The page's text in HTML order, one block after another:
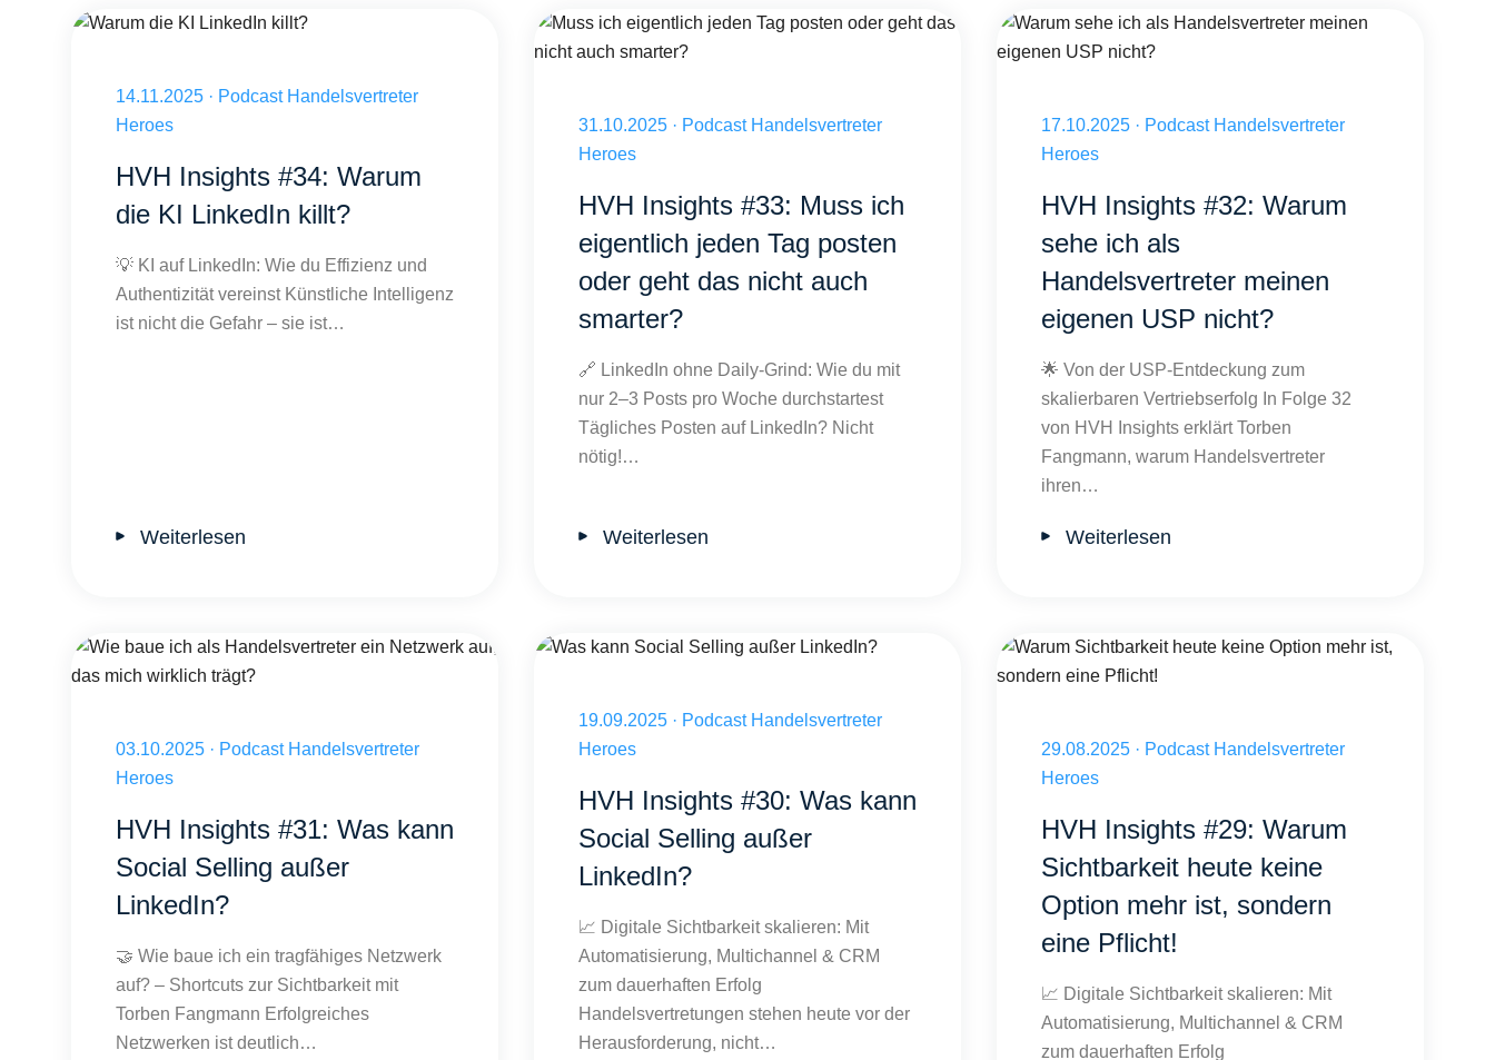
Veröffentlicht am 14.11.2025
14.11.2025 · Podcast Handelsvertreter
Heroes
HVH Insights #34: Warum
die KI LinkedIn killt?
💡 KI auf LinkedIn: Wie du Effizienz und
Authentizität vereinst Künstliche Intelligenz
ist nicht die Gefahr – sie ist…
Weiterlesen
Veröffentlicht am 31.10.2025
31.10.2025 · Podcast Handelsvertreter
Heroes
HVH Insights #33: Muss ich
eigentlich jeden Tag posten
oder geht das nicht auch
smarter?
🔗 LinkedIn ohne Daily-Grind: Wie du mit
nur 2–3 Posts pro Woche durchstartest
Tägliches Posten auf LinkedIn? Nicht
nötig!…
Weiterlesen
Veröffentlicht am 17.10.2025
17.10.2025 · Podcast Handelsvertreter
Heroes
HVH Insights #32: Warum
sehe ich als
Handelsvertreter meinen
eigenen USP nicht?
🌟 Von der USP-Entdeckung zum
skalierbaren Vertriebserfolg In Folge 32
von HVH Insights erklärt Torben
Fangmann, warum Handelsvertreter
ihren…
Weiterlesen
Wie baue ich als Handelsvertreter ein Netzwerk auf, das mich wirklich trägt?
Veröffentlicht am 03.10.2025
03.10.2025 · Podcast Handelsvertreter
Heroes
HVH Insights #31: Was kann
Social Selling außer
LinkedIn?
🤝 Wie baue ich ein tragfähiges Netzwerk
auf? – Shortcuts zur Sichtbarkeit mit
Torben Fangmann Erfolgreiches
Netzwerken ist deutlich…
Veröffentlicht am 19.09.2025
19.09.2025 · Podcast Handelsvertreter
Heroes
HVH Insights #30: Was kann
Social Selling außer
LinkedIn?
📈 Digitale Sichtbarkeit skalieren: Mit
Automatisierung, Multichannel & CRM
zum dauerhaften Erfolg
Handelsvertretungen stehen heute vor der
Herausforderung, nicht…
Veröffentlicht am 29.08.2025
29.08.2025 · Podcast Handelsvertreter
Heroes
HVH Insights #29: Warum
Sichtbarkeit heute keine
Option mehr ist, sondern
eine Pflicht!
📈 Digitale Sichtbarkeit skalieren: Mit
Automatisierung, Multichannel & CRM
zum dauerhaften Erfolg